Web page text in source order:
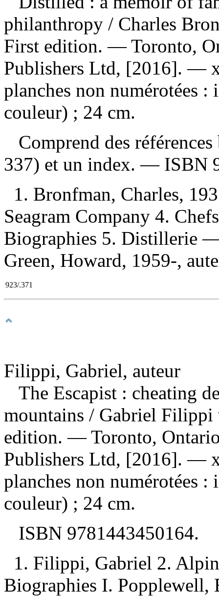
philanthropy / Charles
First edition. — Toronto,
Publishers Ltd, [2016]. —
planches non numérotées
couleur) ; 24 cm.
Comprend des
337) et un index. — ISBN
1. Bronfman, Charles,
Seagram Company 4.
Biographies 5. Distillerie
Green, Howard, 1959-,
923/.371
Filippi, Gabriel, auteur
The Escapist : cheating
mountains / Gabriel
edition. — Toronto,
Publishers Ltd, [2016]. —
planches non numérotées
couleur) ; 24 cm.
ISBN 9781443450164.
1. Filippi, Gabriel 2.
Biographies I. Popplewell,